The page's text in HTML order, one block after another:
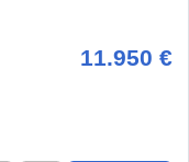
11.950 €